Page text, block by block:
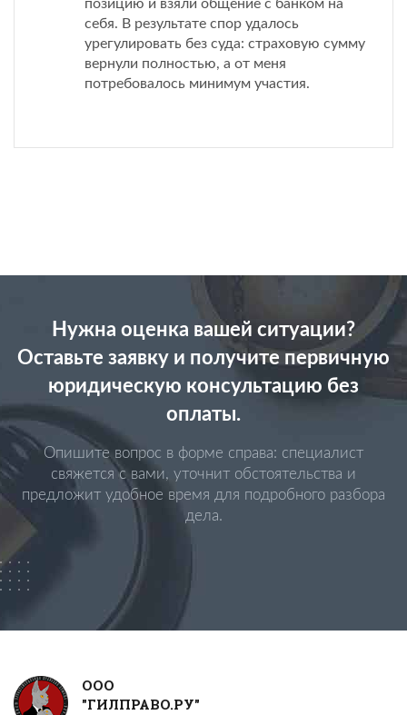
позицию и взяли общение с банком на
себя. В результате спор удалось
урегулировать без суда: страховую сумму
вернули полностью, а от меня
потребовалось минимум участия.
Нужна оценка вашей ситуации?
Оставьте заявку и получите первичную
юридическую консультацию без
оплаты.
Опишите вопрос в форме справа: специалист
свяжется с вами, уточнит обстоятельства и
предложит удобное время для подробного разбора
дела.
ООО
"ГИЛПРАВО.РУ"